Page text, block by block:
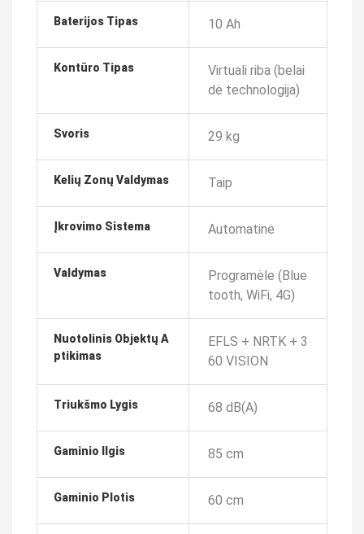
Baterijos Tipas 10 Ah
Kontūro Tipas
Virtuali riba (belai
dė technologija)
Svoris 29 kg
Kelių Zonų Valdymas Taip
Įkrovimo Sistema Automatinė
Valdymas
Programėle (Blue
tooth, WiFi, 4G)
Nuotolinis Objektų A
Ptikimas
EFLS + NRTK + 3
60 VISION
Triukšmo Lygis 68 dB(A)
Gaminio Ilgis 85 cm
Gaminio Plotis 60 cm